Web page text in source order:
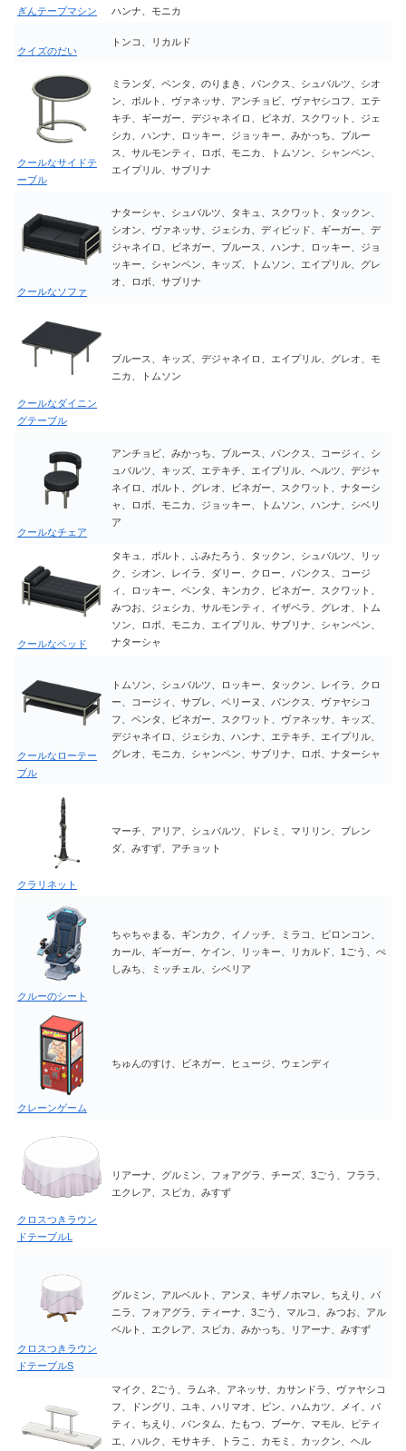
ぎんテープマシン ハンナ、モニカ
クイズのだい
トンコ、リカルド
クールなサイドテ
ーブル
ミランダ、ペンタ、のりまき、パンクス、シュバルツ、シオ
ン、ボルト、ヴァネッサ、アンチョビ、ヴァヤシコフ、エテ
キチ、ギーガー、デジャネイロ、ビネガ、スクワット、ジェ
シカ、ハンナ、ロッキー、ジョッキー、みかっち、ブルー
ス、サルモンティ、ロボ、モニカ、トムソン、シャンペン、
エイプリル、サブリナ
クールなソファ
ナターシャ、シュバルツ、タキュ、スクワット、タックン、
シオン、ヴァネッサ、ジェシカ、ディビッド、ギーガー、デ
ジャネイロ、ビネガー、ブルース、ハンナ、ロッキー、ジョ
ッキー、シャンペン、キッズ、トムソン、エイプリル、グレ
オ、ロボ、サブリナ
クールなダイニン
グテーブル
ブルース、キッズ、デジャネイロ、エイプリル、グレオ、モ
ニカ、トムソン
クールなチェア
アンチョビ、みかっち、ブルース、パンクス、コージィ、シ
ュバルツ、キッズ、エテキチ、エイプリル、ヘルツ、デジャ
ネイロ、ボルト、グレオ、ビネガー、スクワット、ナターシ
ャ、ロボ、モニカ、ジョッキー、トムソン、ハンナ、シベリ
ア
クールなベッド
タキュ、ボルト、ふみたろう、タックン、シュバルツ、リッ
ク、シオン、レイラ、ダリー、クロー、パンクス、コージ
ィ、ロッキー、ペンタ、キンカク、ビネガー、スクワット、
みつお、ジェシカ、サルモンティ、イザベラ、グレオ、トム
ソン、ロボ、モニカ、エイプリル、サブリナ、シャンペン、
ナターシャ
クールなローテー
ブル
トムソン、シュバルツ、ロッキー、タックン、レイラ、クロ
ー、コージィ、サブレ、ペリーヌ、パンクス、ヴァヤシコ
フ、ペンタ、ビネガー、スクワット、ヴァネッサ、キッズ、
デジャネイロ、ジェシカ、ハンナ、エテキチ、エイプリル、
グレオ、モニカ、シャンペン、サブリナ、ロボ、ナターシャ
クラリネット
マーチ、アリア、シュバルツ、ドレミ、マリリン、ブレン
ダ、みすず、アチョット
クルーのシート
ちゃちゃまる、ギンカク、イノッチ、ミラコ、ピロンコン、
カール、ギーガー、ケイン、リッキー、リカルド、1ごう、ぺ
しみち、ミッチェル、シベリア
クレーンゲーム
ちゅんのすけ、ビネガー、ヒュージ、ウェンディ
クロスつきラウン
ドテーブルL
リアーナ、グルミン、フォアグラ、チーズ、3ごう、フララ、
エクレア、スピカ、みすず
クロスつきラウン
ドテーブルS
グルミン、アルベルト、アンヌ、キザノホマレ、ちえり、バ
ニラ、フォアグラ、ティーナ、3ごう、マルコ、みつお、アル
ベルト、エクレア、スピカ、みかっち、リアーナ、みすず
マイク、2ごう、ラムネ、アネッサ、カサンドラ、ヴァヤシコ
フ、ドングリ、ユキ、ハリマオ、ピン、ハムカツ、メイ、パ
ティ、ちえり、バンタム、たもつ、ブーケ、マモル、ピティ
エ、ハルク、モサキチ、トラこ、カモミ、カックン、ヘル